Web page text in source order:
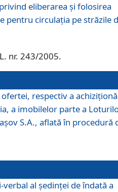
eliberarea şi folosirea
pentru circulația pe străzile
nr. 243/2005.
respectiv a
a imobilelor parte a
S.A., aflată în procedură
al şedinţei de îndată a